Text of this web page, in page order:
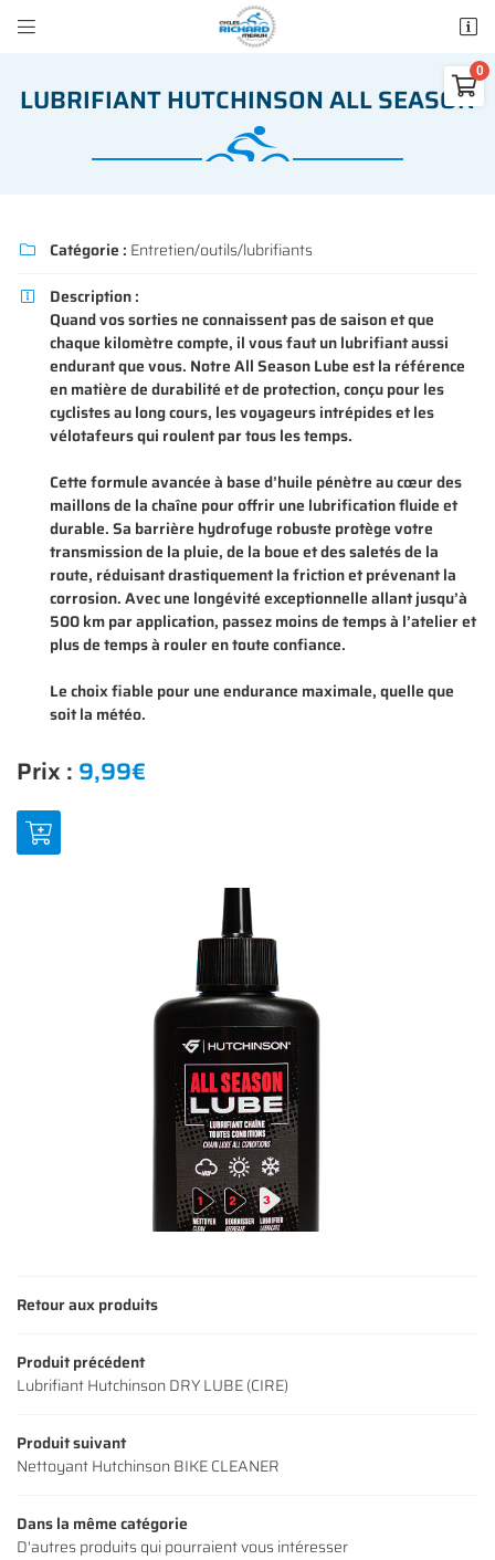

ACCESSOIRES
AVIS
CONTACT

01 64 34 07 57

Il n'y a aucun produit dans votre panier
Voir notre sélection
0
Adresse email de réception
Recopier le code ci-contre
Rafraîchir le captcha
En cochant cette case, vous consentez à recevoir nos propositions commerciales à
l'adresse email indiqué ci-dessus. Vous pouvez vous désinscrire à tout moment en
utilisantle formulaire de désinscription.
LUBRIFIANT HUTCHINSON ALL SEASON
 Catégorie : Entretien/outils/lubrifiants

Description :
Quand vos sorties ne connaissent pas de saison et que
chaque kilomètre compte, il vous faut un lubrifiant aussi
endurant que vous. Notre All Season Lube est la référence
en matière de durabilité et de protection, conçu pour les
cyclistes au long cours, les voyageurs intrépides et les
vélotafeurs qui roulent par tous les temps.
Cette formule avancée à base d’huile pénètre au cœur des
maillons de la chaîne pour offrir une lubrification fluide et
durable. Sa barrière hydrofuge robuste protège votre
transmission de la pluie, de la boue et des saletés de la
route, réduisant drastiquement la friction et prévenant la
corrosion. Avec une longévité exceptionnelle allant jusqu’à
500 km par application, passez moins de temps à l’atelier et
plus de temps à rouler en toute confiance.
Le choix fiable pour une endurance maximale, quelle que
soit la météo.
Prix : 9,99€
Retour aux produits
Produit précédent
Lubrifiant Hutchinson DRY LUBE (CIRE)
Produit suivant
Nettoyant Hutchinson BIKE CLEANER
Dans la même catégorie
D'autres produits qui pourraient vous intéresser